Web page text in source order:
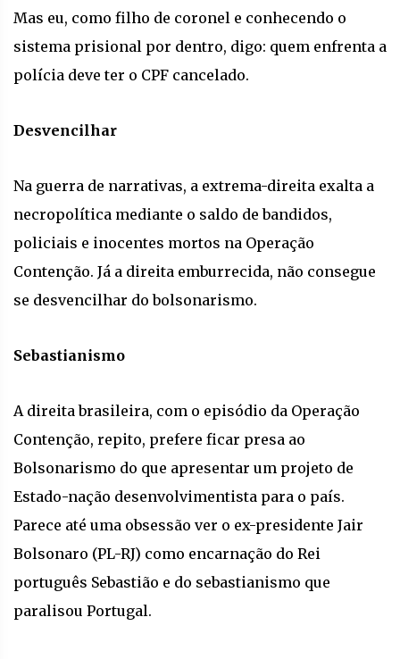
Mas eu, como filho de coronel e conhecendo o
sistema prisional por dentro, digo: quem enfrenta a
polícia deve ter o CPF cancelado.
Desvencilhar
Na guerra de narrativas, a extrema-direita exalta a
necropolítica mediante o saldo de bandidos,
policiais e inocentes mortos na Operação
Contenção. Já a direita emburrecida, não consegue
se desvencilhar do bolsonarismo.
Sebastianismo
A direita brasileira, com o episódio da Operação
Contenção, repito, prefere ficar presa ao
Bolsonarismo do que apresentar um projeto de
Estado-nação desenvolvimentista para o país.
Parece até uma obsessão ver o ex-presidente Jair
Bolsonaro (PL-RJ) como encarnação do Rei
português Sebastião e do sebastianismo que
paralisou Portugal.